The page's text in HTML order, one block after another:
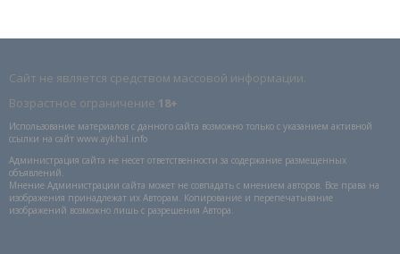
Сайт не является средством массовой информации.
Возрастное ограничение 18+
Использование материалов с данного сайта возможно только с указанием активной
ссылки на сайт www.aykhal.info
Администрация сайта не несет ответственности за содержание размещенных
объявлений.
Мнение Администрации сайта может не совпадать с мнением авторов. Все права на
изображения принадлежат их Авторам. Копирование и перепечатывание
изображений возможно лишь с разрешения Автора.